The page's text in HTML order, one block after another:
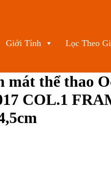
Giới Tính Lọc Theo
mát thể thao
COL.1